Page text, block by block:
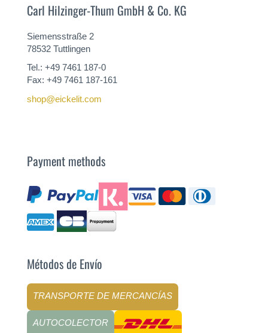
Carl Hilzinger-Thum GmbH & Co. KG
Siemensstraße 2
78532 Tuttlingen
Tel.: +49 7461 187-0
Fax: +49 7461 187-161
shop@eickelit.com
Payment methods
Métodos de Envío
TRANSPORTE DE MERCANCÍAS
AUTOCOLECTOR